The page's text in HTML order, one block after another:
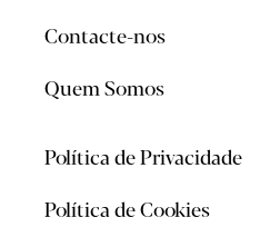
Contacte-nos
Quem Somos
Política de Privacidade
Política de Cookies